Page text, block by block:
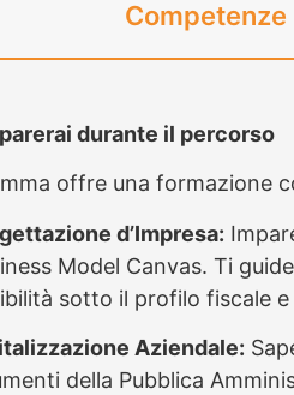
Competenze
durante il percorso
offre una formazione
d’Impresa:
Model Canvas. Ti
sotto il profilo fiscale
Aziendale:
della Pubblica